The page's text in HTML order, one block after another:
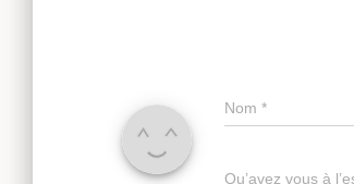
Nom *
Qu’avez vous à